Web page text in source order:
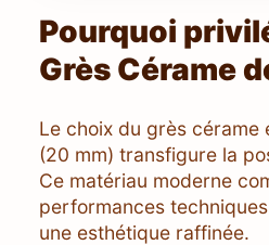
Pourquoi
Grès Cérame
Le choix du grès cérame
(20 mm) transfigure la
Ce matériau moderne
performances
une esthétique raffinée.